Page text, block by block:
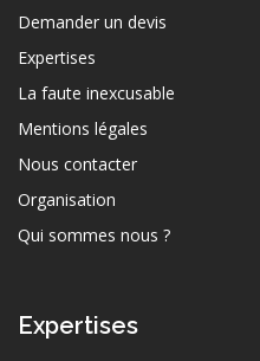
Demander un devis
Expertises
La faute inexcusable
Mentions légales
Nous contacter
Organisation
Qui sommes nous ?
Expertises